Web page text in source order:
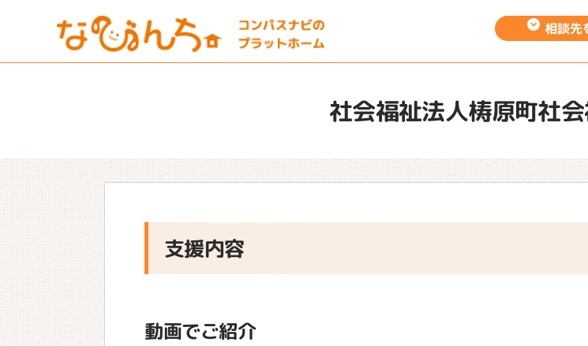
相談先
社会福祉法人梼原町社
支援内容
動画でご紹介